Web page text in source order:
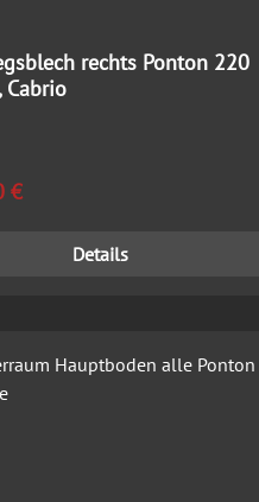
rechts Ponton 220
Cabrio
Preis:
€
Details